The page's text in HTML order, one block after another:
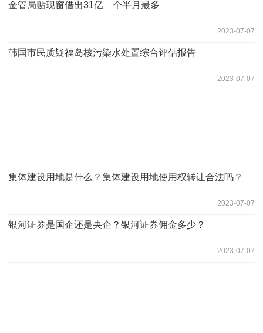
金管局贴现窗借出31亿 个半月最多
2023-07-07
韩国市民质疑福岛核污染水处置综合评估报告
2023-07-07
集体建设用地是什么？集体建设用地使用权转让合法吗？
2023-07-07
银河证券是国企还是央企？银河证券佣金多少？
2023-07-07